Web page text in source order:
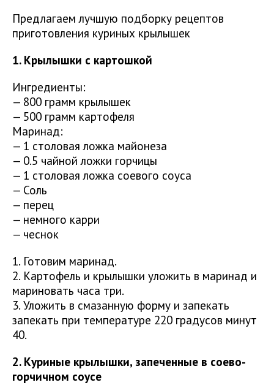
Предлагаем лучшую подборку рецептов
приготовления куриных крылышек
1. Крылышки с картошкой
Ингредиенты:
— 800 грамм крылышек
— 500 грамм картофеля
Маринад:
— 1 столовая ложка майонеза
— 0.5 чайной ложки горчицы
— 1 столовая ложка соевого соуса
— Соль
— перец
— немного карри
— чеснок
1. Готовим маринад.
2. Картофель и крылышки уложить в маринад и
мариновать часа три.
3. Уложить в смазанную форму и запекать
запекать при температуре 220 градусов минут
40.
2. Куриные крылышки, запеченные в соево-
горчичном соусе